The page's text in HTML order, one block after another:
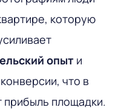
которую
опыт и
что в
площадки.